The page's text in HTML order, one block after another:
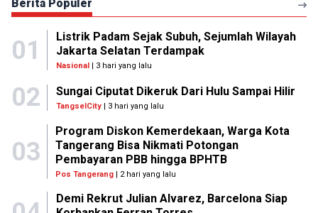
Berita Populer
01
Listrik Padam Sejak Subuh, Sejumlah Wilayah
Jakarta Selatan Terdampak
Nasional| 3 hari yang lalu
02 Sungai Ciputat Dikeruk Dari Hulu Sampai Hilir
TangselCity | 3 hari yang lalu
03
Program Diskon Kemerdekaan, Warga Kota
Tangerang Bisa Nikmati Potongan
Pembayaran PBB hingga BPHTB
Pos Tangerang | 2 hari yang lalu
Demi Rekrut Julian Alvarez, Barcelona Siap